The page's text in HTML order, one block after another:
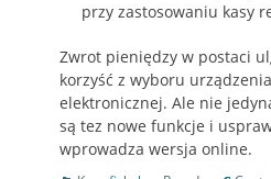
przy zastosowaniu kasy
Zwrot pieniędzy w postaci
korzyść z wyboru
elektronicznej. Ale nie
są tez nowe funkcje i
wprowadza wersja online.